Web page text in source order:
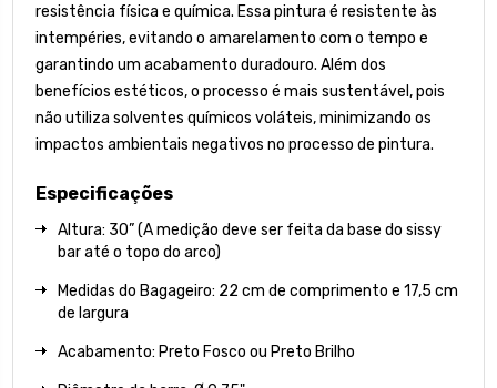
resistência física e química. Essa pintura é resistente às
intempéries, evitando o amarelamento com o tempo e
garantindo um acabamento duradouro. Além dos
benefícios estéticos, o processo é mais sustentável, pois
não utiliza solventes químicos voláteis, minimizando os
impactos ambientais negativos no processo de pintura.
Especificações
Altura: 30” (A medição deve ser feita da base do sissy
bar até o topo do arco)
Medidas do Bagageiro: 22 cm de comprimento e 17,5 cm
de largura
Acabamento: Preto Fosco ou Preto Brilho